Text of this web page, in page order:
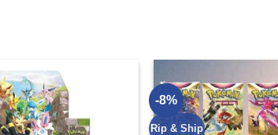
-8%
Rip & Ship